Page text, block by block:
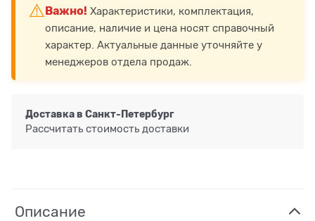
⚠️ Важно! Характеристики, комплектация,
описание, наличие и цена носят справочный
характер. Актуальные данные уточняйте у
менеджеров отдела продаж.
Доставка в Санкт-Петербург
Рассчитать стоимость доставки
Описание